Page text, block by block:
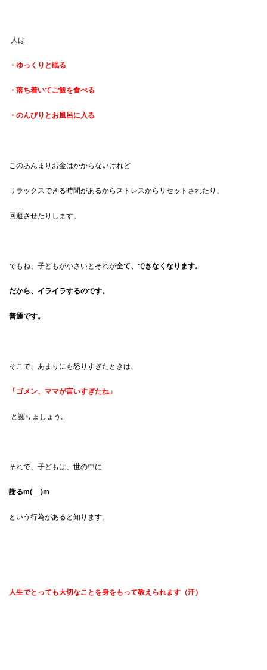
人は
・ゆっくりと眠る
・落ち着いてご飯を食べる
・のんびりとお風呂に入る
このあんまりお金はかからないけれど
リラックスできる時間があるからストレスからリセットされたり、
回避させたりします。
でもね、子どもが小さいとそれが全て、できなくなります。
だから、イライラするのです。
普通です。
そこで、あまりにも怒りすぎたときは、
「ゴメン、ママが言いすぎたね」
と謝りましょう。
それで、子どもは、世の中に
謝るm(__)m
という行為があると知ります。
人生でとっても大切なことを身をもって教えられます（汗）